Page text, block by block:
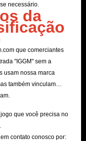
necessário.
da
que comerciantes
"IGGM" sem a
usam nossa marca
também vinculam
que você precisa no
contato conosco por: